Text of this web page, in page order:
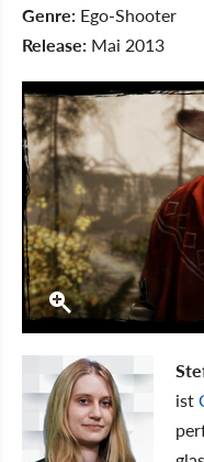
Genre: Ego-Shooter
Release: Mai 2013
ist